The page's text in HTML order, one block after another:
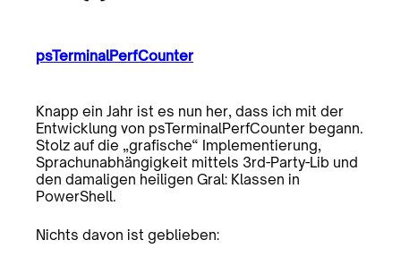
psTerminalPerfCounter
Knapp ein Jahr ist es nun her, dass ich mit der
Entwicklung von psTerminalPerfCounter begann.
Stolz auf die „grafische“ Implementierung,
Sprachunabhängigkeit mittels 3rd-Party-Lib und
den damaligen heiligen Gral: Klassen in
PowerShell.
Nichts davon ist geblieben: